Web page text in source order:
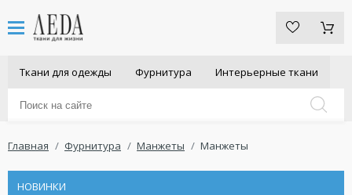
Ткани для одежды Фурнитура Интерьерные ткани
Главная Фурнитура Манжеты Манжеты
НОВИНКИ